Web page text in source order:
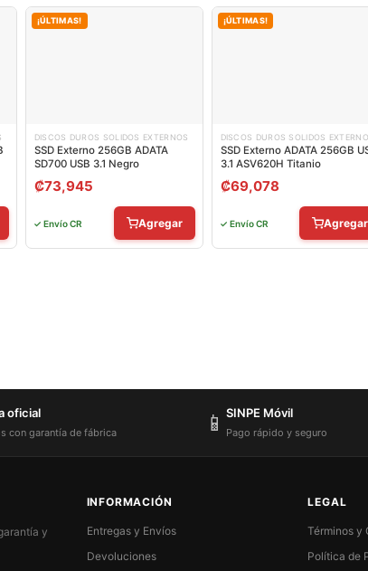
¡ÚLTIMAS!
DISCOS DUROS SOLIDOS EXTERNOS
SSD Externo 256GB ADATA
SD700 USB 3.1 Negro
₡73,945
✓ Envío CR Agregar
¡ÚLTIMAS!
DISCOS DUROS SOLIDOS
SSD Externo ADATA 256GB
3.1 ASV620H Titanio
₡69,078
✓ Envío CR Agregar
oficial
con garantía de fábrica 📱 SINPE Móvil
Pago rápido y seguro
y
INFORMACIÓN
Entregas y Envíos
Devoluciones
LEGAL
Términos y
Política de